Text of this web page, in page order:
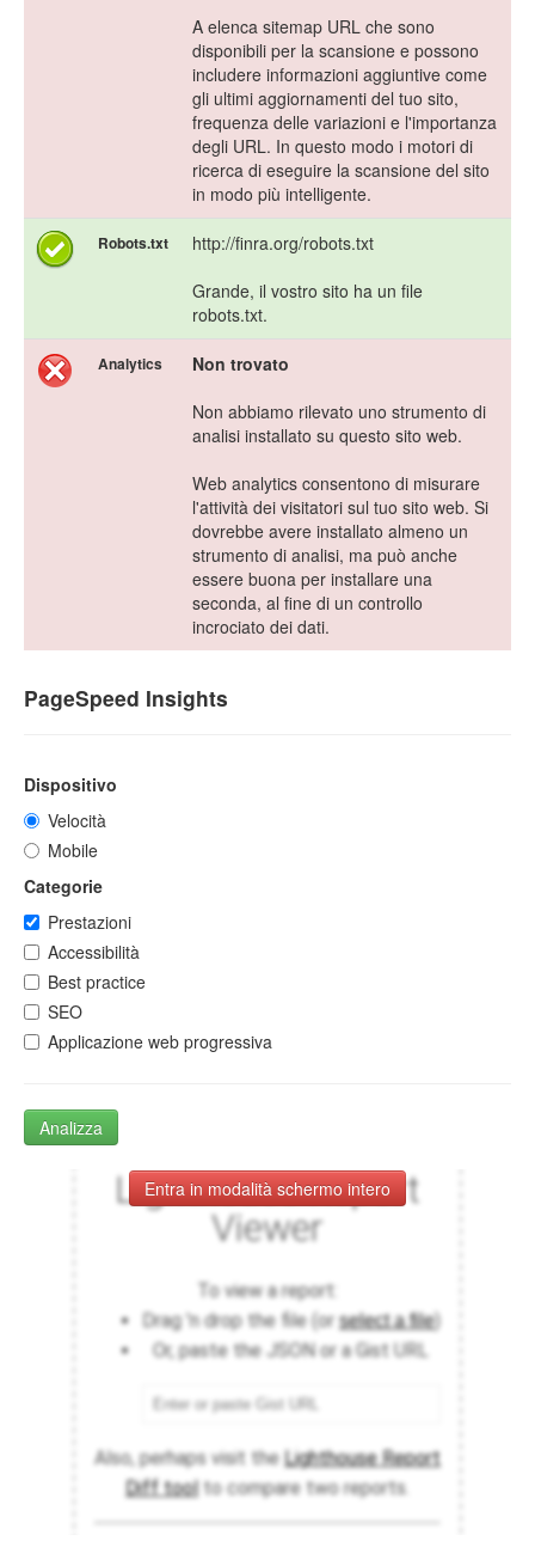
A elenca sitemap URL che sono
disponibili per la scansione e possono
includere informazioni aggiuntive come
gli ultimi aggiornamenti del tuo sito,
frequenza delle variazioni e l'importanza
degli URL. In questo modo i motori di
ricerca di eseguire la scansione del sito
in modo più intelligente.
Robots.txt
http://finra.org/robots.txt
Grande, il vostro sito ha un file
robots.txt.
Analytics
Non trovato
Non abbiamo rilevato uno strumento di
analisi installato su questo sito web.
Web analytics consentono di misurare
l'attività dei visitatori sul tuo sito web. Si
dovrebbe avere installato almeno un
strumento di analisi, ma può anche
essere buona per installare una
seconda, al fine di un controllo
incrociato dei dati.
PageSpeed Insights
Dispositivo
Velocità
Mobile
Categorie
Prestazioni
Accessibilità
Best practice
SEO
Applicazione web progressiva
Analizza
Entra in modalità schermo intero